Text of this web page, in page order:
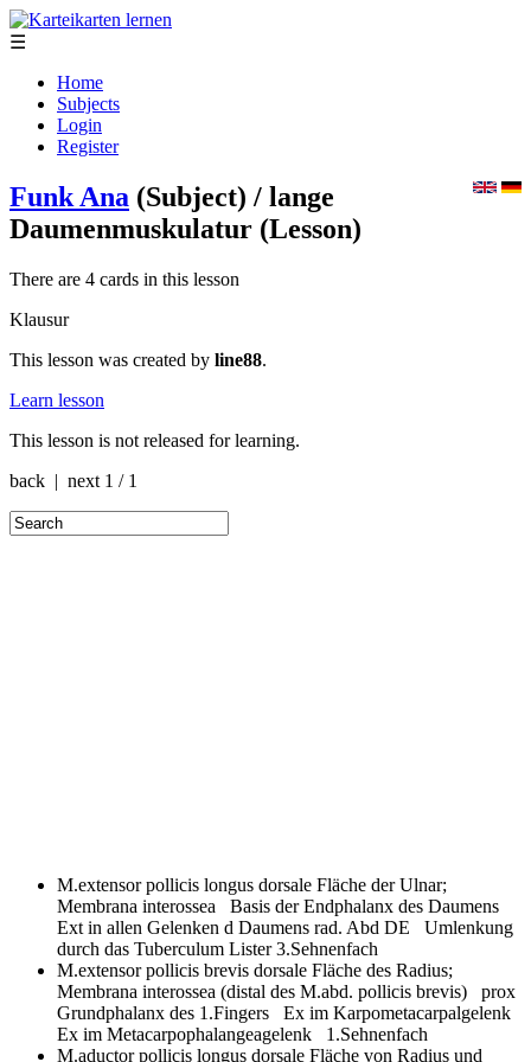
☰
Home
Subjects
Login
Register
Funk Ana (Subject) / lange
Daumenmuskulatur (Lesson)
There are 4 cards in this lesson
Klausur
This lesson was created by line88.
Learn lesson
This lesson is not released for learning.
back | next 1 / 1
M.extensor pollicis longus dorsale Fläche der Ulnar;
Membrana interossea Basis der Endphalanx des Daumens
Ext in allen Gelenken d Daumens rad. Abd DE Umlenkung
durch das Tuberculum Lister 3.Sehnenfach
M.extensor pollicis brevis dorsale Fläche des Radius;
Membrana interossea (distal des M.abd. pollicis brevis) prox
Grundphalanx des 1.Fingers Ex im Karpometacarpalgelenk
Ex im Metacarpophalangeagelenk 1.Sehnenfach
M.aductor pollicis longus dorsale Fläche von Radius und